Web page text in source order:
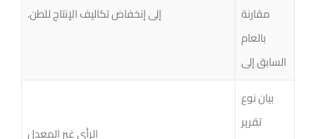
مقارنة
بالعام
السابق إلى
إلى إنخفاض تكاليف الإنتاج للطن.
بيان نوع
تقرير
الرأي غير المعدل